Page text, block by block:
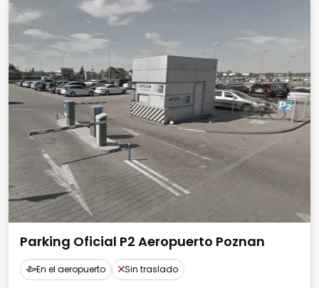
Parking Oficial P2 Aeropuerto Poznan
En el aeropuerto Sin traslado